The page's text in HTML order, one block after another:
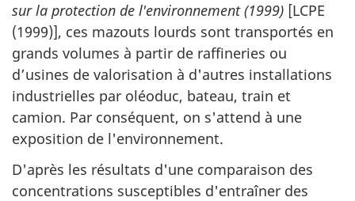
sur la protection de l'environnement (1999) [LCPE
(1999)], ces mazouts lourds sont transportés en
grands volumes à partir de raffineries ou
d’usines de valorisation à d'autres installations
industrielles par oléoduc, bateau, train et
camion. Par conséquent, on s'attend à une
exposition de l'environnement.
D'après les résultats d'une comparaison des
concentrations susceptibles d'entraîner des